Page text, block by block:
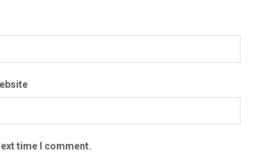
time I comment.